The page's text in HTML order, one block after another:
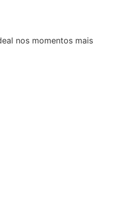
nos momentos mais